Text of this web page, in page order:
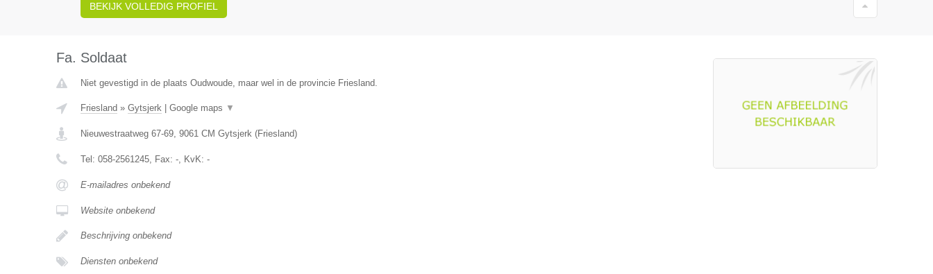
BEKIJK VOLLEDIG PROFIEL
Fa. Soldaat
Niet gevestigd in de plaats Oudwoude, maar wel in de provincie Friesland.
Friesland » Gytsjerk| Google maps ▼
Nieuwestraatweg 67-69, 9061 CM Gytsjerk(Friesland)
Tel: 058-2561245, Fax: -, KvK: -
E-mailadres onbekend
Website onbekend
Beschrijving onbekend
Diensten onbekend